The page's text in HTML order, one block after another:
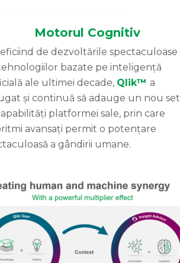
Motorul Cognitiv
de dezvoltările spectaculoase
bazate pe inteligență
ale ultimei decade, Qlik™ a
și continuă să adauge un nou set
platformei sale, prin care
avansați permit o potențare
a gândirii umane.